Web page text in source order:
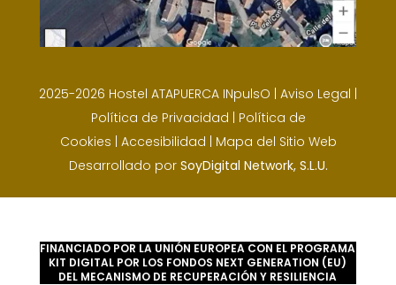
2025-2026 Hostel ATAPUERCA INpulsO | Aviso Legal |
Política de Privacidad | Política de
Cookies | Accesibilidad | Mapa del Sitio Web
Desarrollado por SoyDigital Network, S.L.U.
FINANCIADO POR LA UNIÓN EUROPEA CON EL PROGRAMA
KIT DIGITAL POR LOS FONDOS NEXT GENERATION (EU)
DEL MECANISMO DE RECUPERACIÓN Y RESILIENCIA